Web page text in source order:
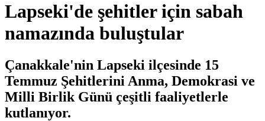
Lapseki'de şehitler için sabah
namazında buluştular
Çanakkale'nin Lapseki ilçesinde 15
Temmuz Şehitlerini Anma, Demokrasi ve
Milli Birlik Günü çeşitli faaliyetlerle
kutlanıyor.